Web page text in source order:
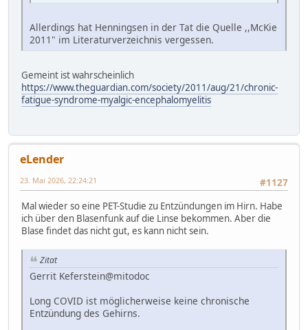
Allerdings hat Henningsen in der Tat die Quelle ,,McKie
2011" im Literaturverzeichnis vergessen.
Gemeint ist wahrscheinlich
https://www.theguardian.com/society/2011/aug/21/chronic-
fatigue-syndrome-myalgic-encephalomyelitis
eLender
#1127
23. Mai 2026, 22:24:21
Mal wieder so eine PET-Studie zu Entzündungen im Hirn. Habe
ich über den Blasenfunk auf die Linse bekommen. Aber die
Blase findet das nicht gut, es kann nicht sein.
Zitat
Gerrit Keferstein@mitodoc
Long COVID ist möglicherweise keine chronische
Entzündung des Gehirns.